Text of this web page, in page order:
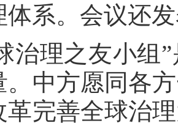
体系。会议还
治理之友小组
。中方愿同各
革完善全球治